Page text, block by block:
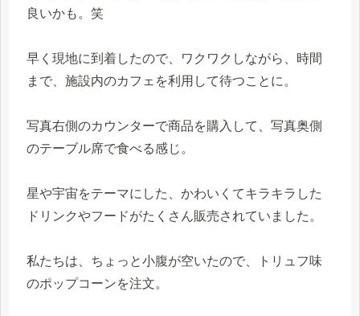
良いかも。笑
早く現地に到着したので、ワクワクしながら、時間
まで、施設内のカフェを利用して待つことに。
写真右側のカウンターで商品を購入して、写真奥側
のテーブル席で食べる感じ。
星や宇宙をテーマにした、かわいくてキラキラした
ドリンクやフードがたくさん販売されていました。
私たちは、ちょっと小腹が空いたので、トリュフ味
のポップコーンを注文。